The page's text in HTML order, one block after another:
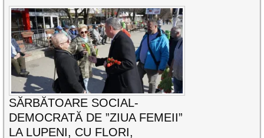
SĂRBĂTOARE SOCIAL-
DEMOCRATĂ DE ”ZIUA FEMEII”
LA LUPENI, CU FLORI,